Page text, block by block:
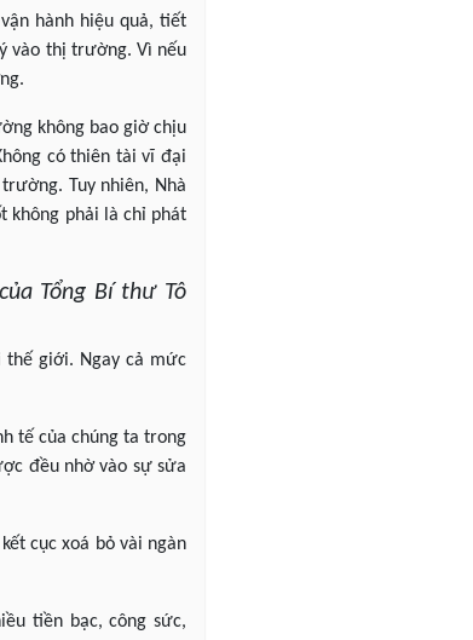
hành hiệu quả, tiết
vào thị trường. Vì nếu
không bao giờ chịu
có thiên tài vĩ đại
Tuy nhiên, Nhà
không phải là chỉ phát
Tổng Bí thư Tô
giới. Ngay cả mức
tế của chúng ta trong
đều nhờ vào sự sửa
cục xoá bỏ vài ngàn
tiền bạc, công sức,